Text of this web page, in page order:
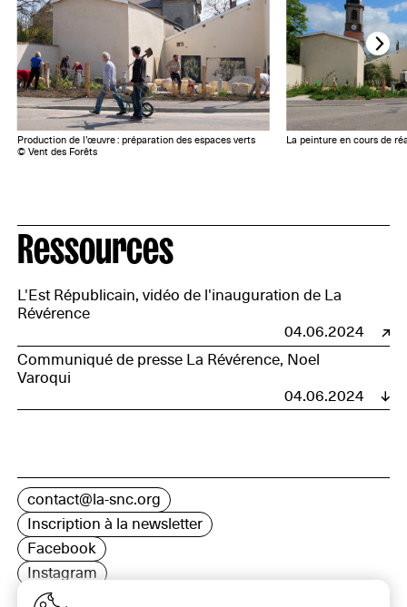
Production de l’œuvre : préparation des espaces verts
© Vent des Forêts
La peinture en cours de
Ressources
L'Est Républicain, vidéo de l'inauguration de La
Révérence
04.06.2024
Communiqué de presse La Révérence, Noel
Varoqui
04.06.2024
contact@la-snc.org
Inscription à la newsletter
Facebook
Instagram
LinkedIn